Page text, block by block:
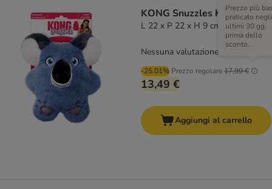
KONG Snuzzles Koala
L 22 x P 22 x H 9 cm
-25.01% Prezzo regolare17,99 €
Prezzo più
praticato negli
ultimi 30 gg,
prima dello
sconto.
13,49 €
Nessuna valutazione
Aggiungi al carrello